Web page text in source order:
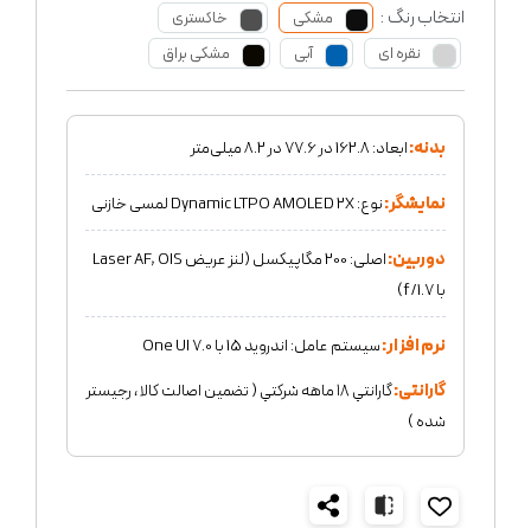
انتخاب رنگ : مشکی
خاکستری
نقره ای
آبی مشکی براق
بدنه:ابعاد: 162.8 در 77.6 در 8.2 میلی‌متر
نمایشگر:نوع: Dynamic LTPO AMOLED 2X لمسی خازنی
دوربین:
اصلی: 200 مگاپیکسل (لنز عریض Laser AF, OIS
با f/1.7)
نرم افزار:سیستم‌ عامل: اندروید 15 با One UI 7.0
گارانتی:
گارانتي ١٨ ماهه شركتي ( تضمين اصالت كالا ، رجيستر
شده )